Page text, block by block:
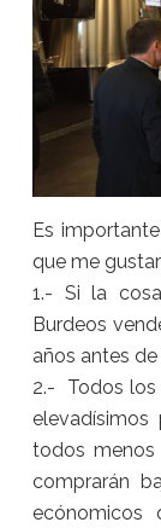
Es
que me
1.- Si la
Burdeos
años antes
2.- Todos los
todos menos
comprarán